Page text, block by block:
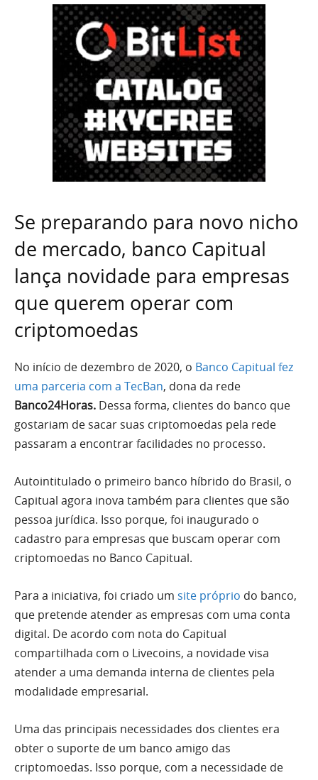
Se preparando para novo nicho
de mercado, banco Capitual
lança novidade para empresas
que querem operar com
criptomoedas
No início de dezembro de 2020, o Banco Capitual fez
uma parceria com a TecBan, dona da rede
Banco24Horas. Dessa forma, clientes do banco que
gostariam de sacar suas criptomoedas pela rede
passaram a encontrar facilidades no processo.
Autointitulado o primeiro banco híbrido do Brasil, o
Capitual agora inova também para clientes que são
pessoa jurídica. Isso porque, foi inaugurado o
cadastro para empresas que buscam operar com
criptomoedas no Banco Capitual.
Para a iniciativa, foi criado um site próprio do banco,
que pretende atender as empresas com uma conta
digital. De acordo com nota do Capitual
compartilhada com o Livecoins, a novidade visa
atender a uma demanda interna de clientes pela
modalidade empresarial.
Uma das principais necessidades dos clientes era
obter o suporte de um banco amigo das
criptomoedas. Isso porque, com a necessidade de